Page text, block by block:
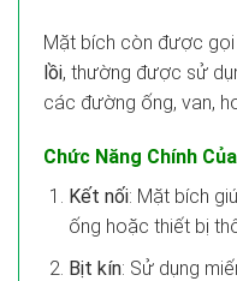
Mặt bích còn được gọi
lồi, thường được sử
các đường ống, van,
Chức Năng Chính
Kết nối: Mặt bích
ống hoặc thiết bị
Bịt kín: Sử dụng